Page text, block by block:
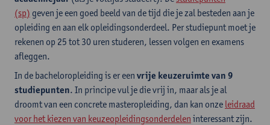
(sp) geven je een goed beeld van de tijd die je zal besteden aan je
opleiding en aan elk opleidingsonderdeel. Per studiepunt moet je
rekenen op 25 tot 30 uren studeren, lessen volgen en examens
afleggen.
In de bacheloropleiding is er een vrije keuzeruimte van 9
studiepunten. In principe vul je die vrij in, maar als je al
droomt van een concrete masteropleiding, dan kan onze leidraad
voor het kiezen van keuzeopleidingsonderdelen interessant zijn.